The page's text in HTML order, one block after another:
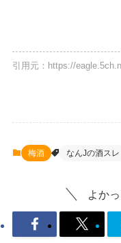
引用元：https://
梅酒 なんJの酒スレ
よか